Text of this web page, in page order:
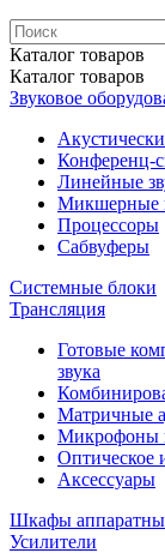
Каталог товаров
Каталог товаров
Звуковое
Конференц-
Линейные
Микшерные
Процессоры
Сабвуферы
Системные блоки
Трансляция
Готовые
звука
Матричные
Микрофоны
Оптическое
Аксессуары
Шкафы
Усилители